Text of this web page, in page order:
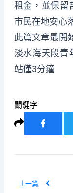
租金，並保留
市民在地安心
此篇文章最開
淡水海天段
站僅3分鐘
關鍵字
上一篇